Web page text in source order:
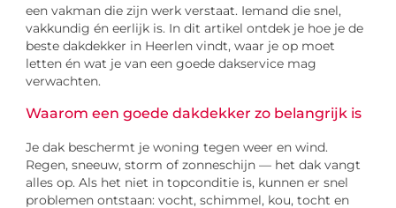
een vakman die zijn werk verstaat. Iemand die snel,
vakkundig én eerlijk is. In dit artikel ontdek je hoe je de
beste dakdekker in Heerlen vindt, waar je op moet
letten én wat je van een goede dakservice mag
verwachten.
Waarom een goede dakdekker zo belangrijk is
Je dak beschermt je woning tegen weer en wind.
Regen, sneeuw, storm of zonneschijn — het dak vangt
alles op. Als het niet in topconditie is, kunnen er snel
problemen ontstaan: vocht, schimmel, kou, tocht en